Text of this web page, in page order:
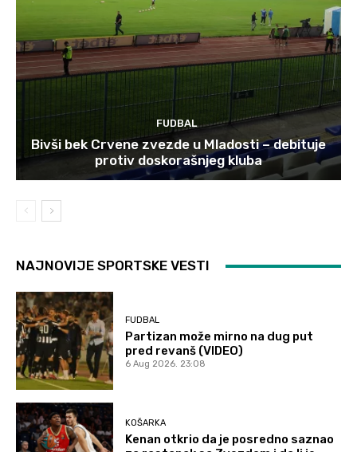
FUDBAL
Bivši bek Crvene zvezde u Mladosti – debituje
protiv doskorašnjeg kluba
NAJNOVIJE SPORTSKE VESTI
FUDBAL
Partizan može mirno na dug put
pred revanš (VIDEO)
6 Aug 2026. 23:08
KOŠARKA
Kenan otkrio da je posredno saznao